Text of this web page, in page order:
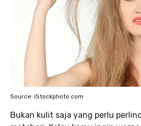
Source: iStockphoto.com
Bukan kulit saja yang perlu